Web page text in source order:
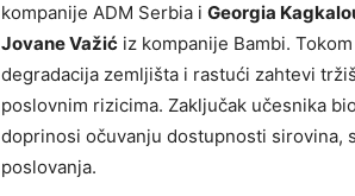
kompanije ADM Serbia i Georgia
Jovane Važićiz kompanije Bambi.
degradacija zemljišta i rastući zahtevi
poslovnim rizicima. Zaključak učesnika
doprinosi očuvanju dostupnosti sirovina,
poslovanja.